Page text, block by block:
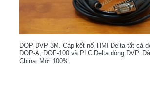
DOP-DVP 3M. Cáp kết nối HMI Delta tất cả
DOP-A, DOP-100 và PLC Delta dòng DVP.
China. Mới 100%.